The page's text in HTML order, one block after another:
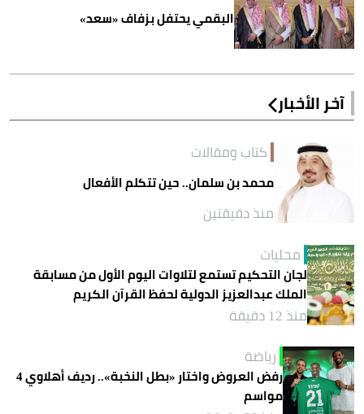
البقمي يحتفل بزفاف «سعد»
آخر الأخبار
كتاب ومقالات
محمد بن سلمان.. حين تتكلم الأفعال
منذ دقيقتين
محليات
لجان التحكيم تستمع لتلاوات اليوم الأول من مسابقة
الملك عبدالعزيز الدولية لحفظ القرآن الكريم
منذ 12 دقيقة
رياضة
رفض العروض واختار «بطل النخبة».. رديف أهلاوي 4
مواسم